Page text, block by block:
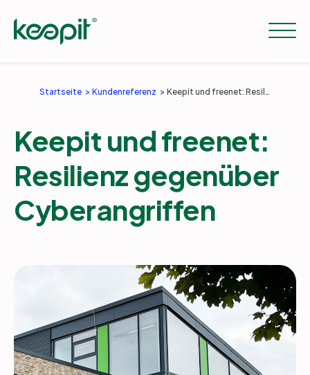
Workloads
Preise
Partner
Startseite Kundenreferenz Keepit und freenet: Resilienz gegenüber Cyberangriffen
Keepit und freenet:
Resilienz gegenüber
Cyberangriffen